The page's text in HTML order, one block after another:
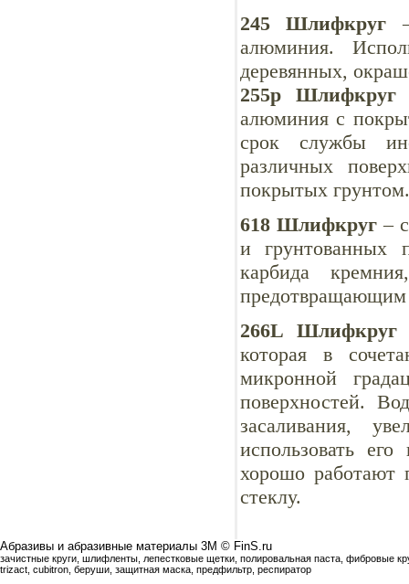
245 Шлифкруг
алюминия.
деревянных,
255p Шлифкруг
алюминия с
срок службы
различных
покрытых грунтом.
618 Шлифкруг –
и грунтованных
карбида
предотвращающим
266L Шлифкруг
которая в
микронной
поверхностей.
засаливания,
использовать
хорошо работают
стеклу.
Абразивы и абразивные материалы 3М © FinS.ru
зачистные круги, шлифленты, лепестковые щетки, полировальная паста, фибровые
trizact, cubitron, беруши, защитная маска, предфильтр, респиратор